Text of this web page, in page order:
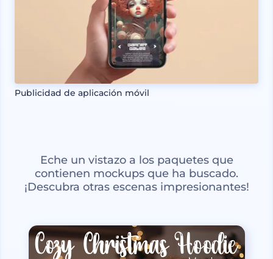
Publicidad de aplicación móvil
Eche un vistazo a los paquetes que
contienen mockups que ha buscado.
¡Descubra otras escenas impresionantes!